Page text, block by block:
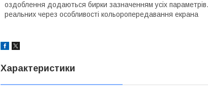
оздоблення додаються бирки зазначенням усіх
реальних через особливості кольоропередавання екрана
Характеристики